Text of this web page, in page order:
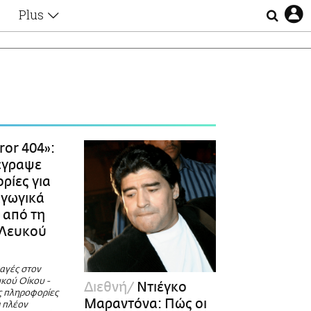
Plus
Οι Αθηναίοι
Απώλειες
Lgbtqi+
Επιλογές
404»:
για
από τη
στον
Οίκου -
πληροφορίες
πλέον
Διεθνή Ντιέγκο
Μαραντόνα: Πώς οι